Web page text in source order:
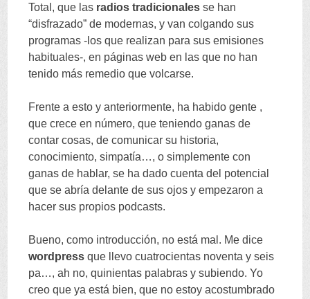
Total ,que las radios tradicionales se han
“disfrazado”de modernas,y van colgando sus
programas -los que realizan para sus emisiones
habituales-,en páginas web en las que no han
tenido más remedio que volcarse.
Frente a esto y anteriormente, ha habido gente ,
que crece en número,que teniendo ganas de
contar cosas,de comunicar su historia,
conocimiento,simpatía…,o simplemente con
ganas de hablar,se ha dado cuenta del potencial
que se abría delante de sus ojos y empezaron a
hacer sus propios podcasts.
Bueno,como introducción, no está mal . Me dice
wordpress que llevo cuatrocientas noventa y seis
pa…,ah no,quinientas palabras y subiendo.Yo
creo que ya está bien,que no estoy acostumbrado